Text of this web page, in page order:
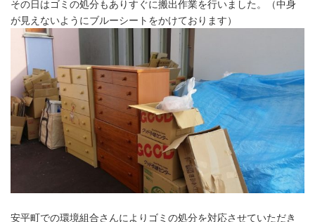
その日はゴミの処分もありすぐに搬出作業を行いました。（中身
が見えないようにブルーシートをかけております）
安平町での環境組合さんによりゴミの処分を対応させていただき